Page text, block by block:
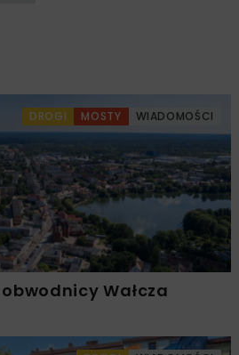
DROGI MOSTY WIADOMOŚCI
Wałcza